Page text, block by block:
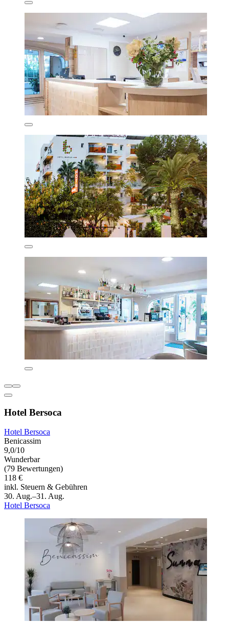
Hotel Bersoca
Hotel Bersoca
Benicassim
9,0/10
Wunderbar
(79 Bewertungen)
118 €
inkl. Steuern & Gebühren
30. Aug.–31. Aug.
Hotel Bersoca